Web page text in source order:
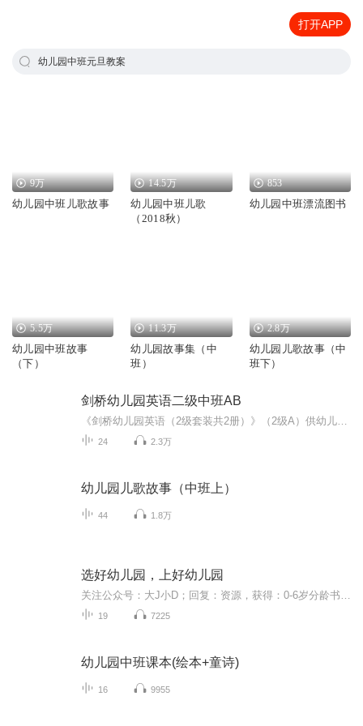
打开APP
幼儿园中班元旦教案
9万
幼儿园中班儿歌故事
14.5万
幼儿园中班儿歌
（2018秋）
853
幼儿园中班漂流图书
5.5万
幼儿园中班故事
（下）
11.3万
幼儿园故事集（中
班）
2.8万
幼儿园儿歌故事（中
班下）
剑桥幼儿园英语二级中班AB
24 2.3万
幼儿园儿歌故事（中班上）
44 1.8万
选好幼儿园，上好幼儿园
19 7225
幼儿园中班课本(绘本+童诗)
16 9955